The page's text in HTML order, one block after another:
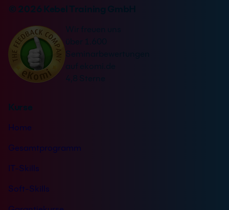
e
t
ä
n
i
*
n
i
e
© 2026 Kebel Training GmbH
Wir freuen uns
über 1.600
Seminarbewertungen
auf ekomi.de
4,8 Sterne
Kurse
Home
Gesamtprogramm
IT-Skills
Soft-Skills